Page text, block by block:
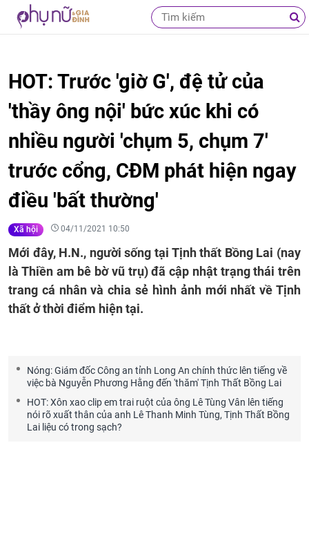
HOT: Trước 'giờ G', đệ tử của
'thầy ông nội' bức xúc khi có
nhiều người 'chụm 5, chụm 7'
trước cổng, CĐM phát hiện ngay
điều 'bất thường'
Xã hội 04/11/2021 10:50
Mới đây, H.N., người sống tại Tịnh thất Bồng Lai (nay
là Thiền am bê bờ vũ trụ) đã cập nhật trạng thái trên
trang cá nhân và chia sẻ hình ảnh mới nhất về Tịnh
thất ở thời điểm hiện tại.
Nóng: Giám đốc Công an tỉnh Long An chính thức lên tiếng về
việc bà Nguyễn Phương Hằng đến 'thăm' Tịnh Thất Bồng Lai
HOT: Xôn xao clip em trai ruột của ông Lê Tùng Vân lên tiếng
nói rõ xuất thân của anh Lê Thanh Minh Tùng, Tịnh Thất Bồng
Lai liệu có trong sạch?